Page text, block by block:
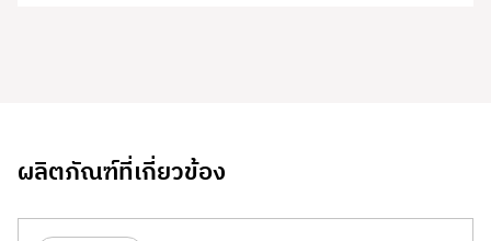
ผลิตภัณฑ์ที่เกี่ยวข้อง